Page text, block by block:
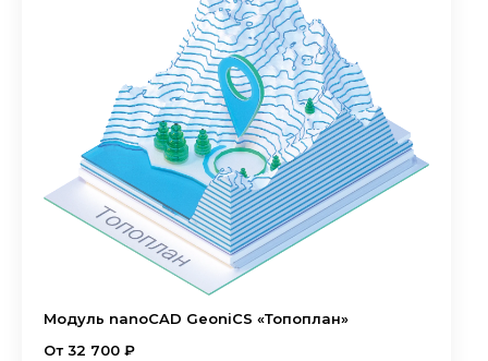
Модуль nanoCAD GeoniCS «Топоплан»
От 32 700 ₽